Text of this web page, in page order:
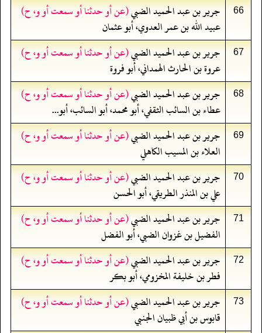
66 جرير بن عبد الحميد الضبي(عن أو حدثنا أو سمعت أو و، ح)
عبيد الله بن عمر العدوي، أبو عثمان
67 جرير بن عبد الحميد الضبي(عن أو حدثنا أو سمعت أو و، ح)
عروة بن الحارث الهمداني، أبو فروة
68 جرير بن عبد الحميد الضبي(عن أو حدثنا أو سمعت أو و، ح)
عطاء بن السائب الثقفي، أبو محمد، أبو السائب، أبو...
69 جرير بن عبد الحميد الضبي(عن أو حدثنا أو سمعت أو و، ح)
العلاء بن المسيب الكاهلي
70 جرير بن عبد الحميد الضبي(عن أو حدثنا أو سمعت أو و، ح)
علي بن المنذر الطريقي، أبو الحسن
71 جرير بن عبد الحميد الضبي(عن أو حدثنا أو سمعت أو و، ح)
الفضيل بن غزوان الضبي، أبو الفضل
72 جرير بن عبد الحميد الضبي(عن أو حدثنا أو سمعت أو و، ح)
فطر بن خليفة المخزومي، أبو بكر
73 جرير بن عبد الحميد الضبي(عن أو حدثنا أو سمعت أو و، ح)
قابوس بن أبي ظبيان الجنبي